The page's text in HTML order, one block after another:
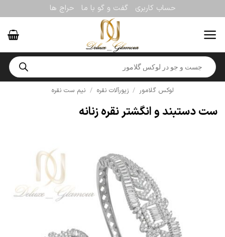
to
content
حساب کاربری گفت و گو با ما حراج ها
Products
search
لوکس گلامور / زیورآلات نقره / نیم ست نقره
ست دستبند و انگشتر نقره زنانه